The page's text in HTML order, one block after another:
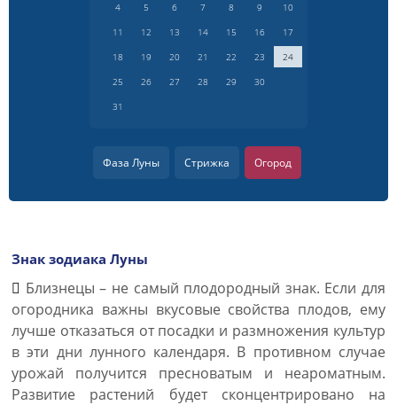
4
5 6 7 8 9
10
11
12 13 14 15 16
17
18
19 20 21 22 23
24
25
26 27 28 29
30
31
Фаза Луны Стрижка Огород
Знак зодиака Луны
Близнецы – не самый плодородный знак. Если для
огородника важны вкусовые свойства плодов, ему
лучше отказаться от посадки и размножения культур
в эти дни лунного календаря. В противном случае
урожай получится пресноватым и неароматным.
Развитие растений будет сконцентрировано на